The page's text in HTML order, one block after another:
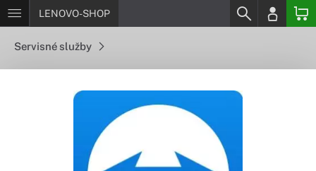
LENOVO-SHOP
Servisné služby